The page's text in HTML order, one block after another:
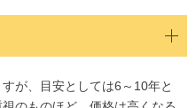
が、目安としては6～10年と